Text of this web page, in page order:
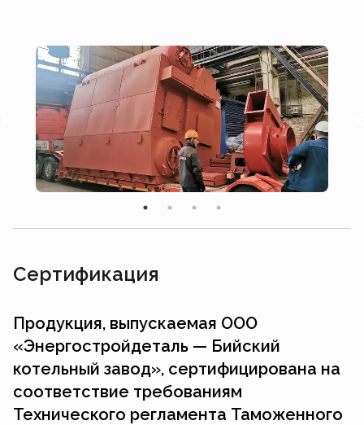
Cертификация
Продукция, выпускаемая ООО
«Энергостройдеталь — Бийский
котельный завод», сертифицирована на
соответствие требованиям
Технического регламента Таможенного